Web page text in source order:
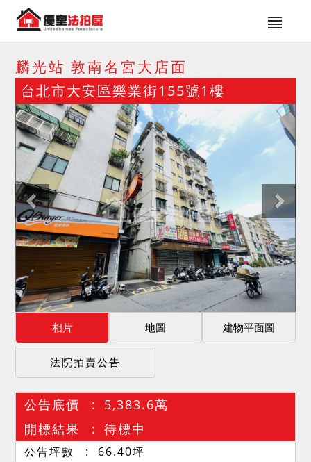
麟光站 敦南名宮大店面
台北市大安區樂業街155號1樓
相片 地圖 建物平面圖
法院拍賣公告
公告底價
5,383.6萬
開標結果
待標中
公告坪數 66.40坪